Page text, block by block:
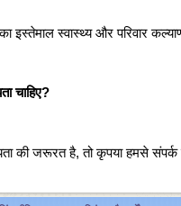
इस्‍तेमाल स्‍वास्‍थ्‍य और परिवार
चाहिए?
की जरूरत है, तो कृपया हमसे